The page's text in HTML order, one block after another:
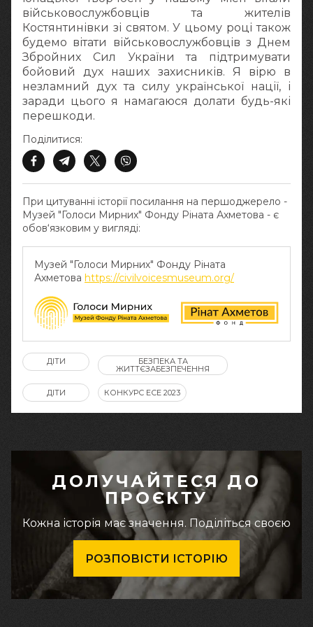
військовослужбовців та жителів
Костянтинівки зі святом. У цьому році також
будемо вітати військовослужбовців з Днем
Збройних Сил України та підтримувати
бойовий дух наших захисників. Я вірю в
незламний дух та силу української нації, і
заради цього я намагаюся долати будь-які
перешкоди.
При цитуванні історії посилання на першоджерело -
Музей "Голоси Мирних" Фонду Ріната Ахметова - є
обов‘язковим у вигляді:
Музей "Голоси Мирних" Фонду Ріната
Ахметова https://civilvoicesmuseum.org/
Поділитися:
ДІТИ БЕЗПЕКА ТА
ЖИТТЄЗАБЕЗПЕЧЕННЯ
ДІТИ КОНКУРС ЕСЕ 2023
ДОЛУЧАЙТЕСЯ ДО
ПРОЄКТУ
Кожна історія має значення. Поділіться своєю
РОЗПОВІСТИ ІСТОРІЮ